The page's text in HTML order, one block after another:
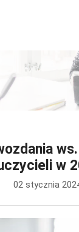
w
02 stycznia